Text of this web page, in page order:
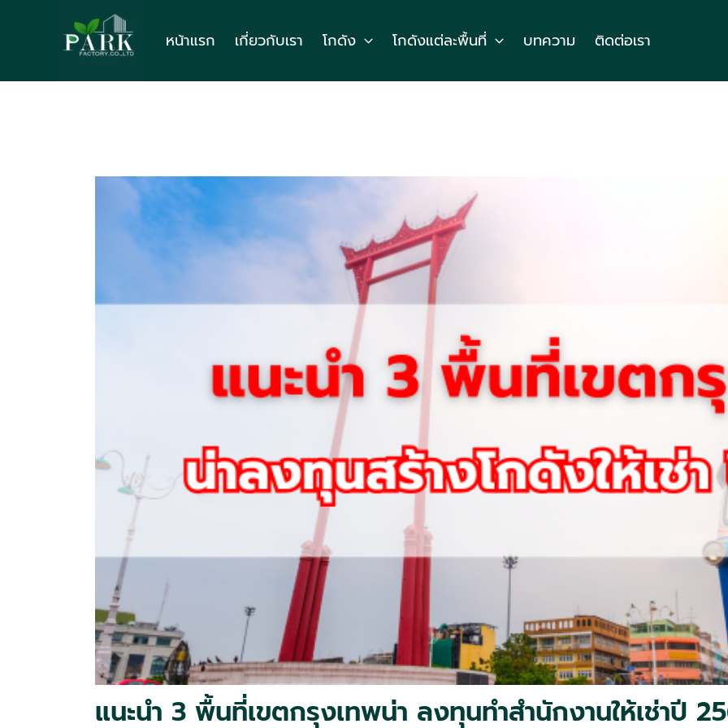
หน้าแรก เกี่ยวกับเรา โกดัง โกดังแต่ละพื้นที่ บทความ ติดต่อเรา
แนะนำ 3 พื้นที่เขตกรุงเทพน่า ลงทุนทำสำนักงานให้เช่าปี